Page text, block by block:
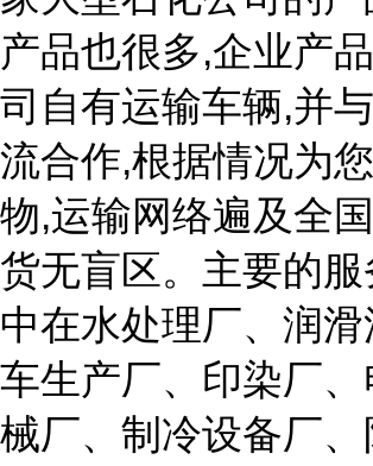
产品也很多,企业产
司自有运输车辆,并
流合作,根据情况为
物,运输网络遍及全
货无盲区。主要的
中在水处理厂、润
车生产厂、印染厂
械厂、制冷设备厂、